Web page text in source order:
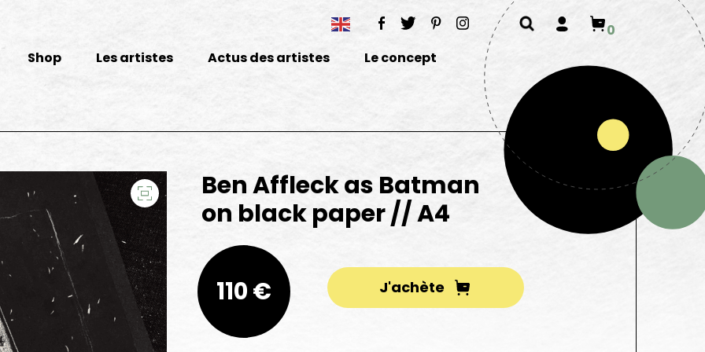
0
Shop Les artistes Actus des artistes Le concept
Ben Affleck as Batman
on black paper // A4
quantité de Ben Affleck as Batman on black paper // A4
J'achète
110 €